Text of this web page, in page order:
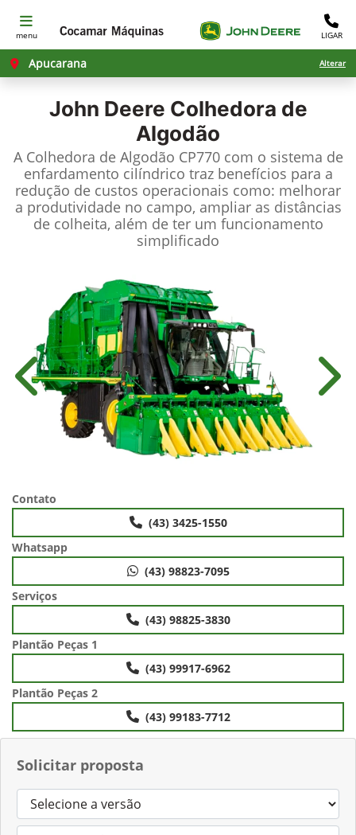
menu LIGAR
Apucarana Alterar
John Deere Colhedora de
Algodão
A Colhedora de Algodão CP770 com o sistema de
enfardamento cilíndrico traz benefícios para a
redução de custos operacionais como: melhorar
a produtividade no campo, ampliar as distâncias
de colheita, além de ter um funcionamento
simplificado
Solicitar proposta
Anterior
Contato
(43) 3425-1550
Whatsapp
(43) 98823-7095
Serviços
(43) 98825-3830
Plantão Peças 1
(43) 99917-6962
Plantão Peças 2
(43) 99183-7712